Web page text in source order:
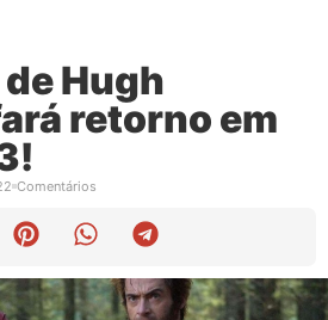
Hugh
retorno em
Comentários